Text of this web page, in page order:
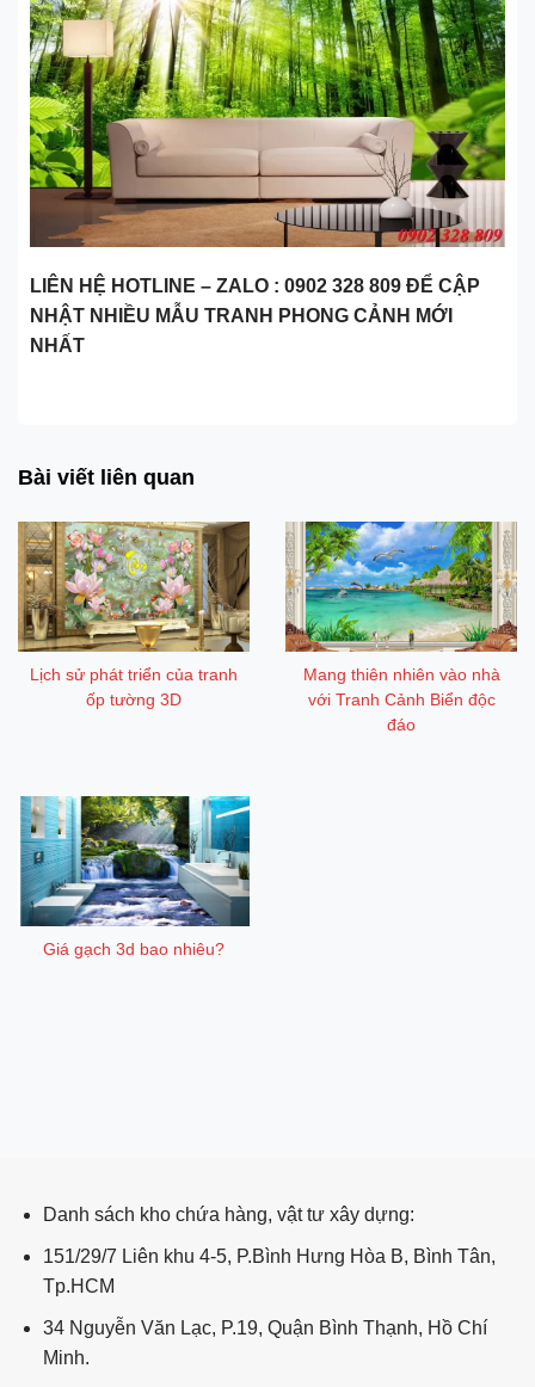
LIÊN HỆ HOTLINE – ZALO : 0902 328 809 ĐỂ CẬP
NHẬT NHIỀU MẪU TRANH PHONG CẢNH MỚI
NHẤT
Bài viết liên quan
Lịch sử phát triển của tranh
ốp tường 3D
Mang thiên nhiên vào nhà
với Tranh Cảnh Biển độc
đáo
Giá gạch 3d bao nhiêu?
Danh sách kho chứa hàng, vật tư xây dựng:
151/29/7 Liên khu 4-5, P.Bình Hưng Hòa B, Bình Tân,
Tp.HCM
34 Nguyễn Văn Lạc, P.19, Quận Bình Thạnh, Hồ Chí
Minh.